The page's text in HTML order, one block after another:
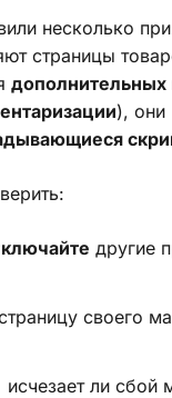
несколько
страницы
), они
другие
своего
ли сбой